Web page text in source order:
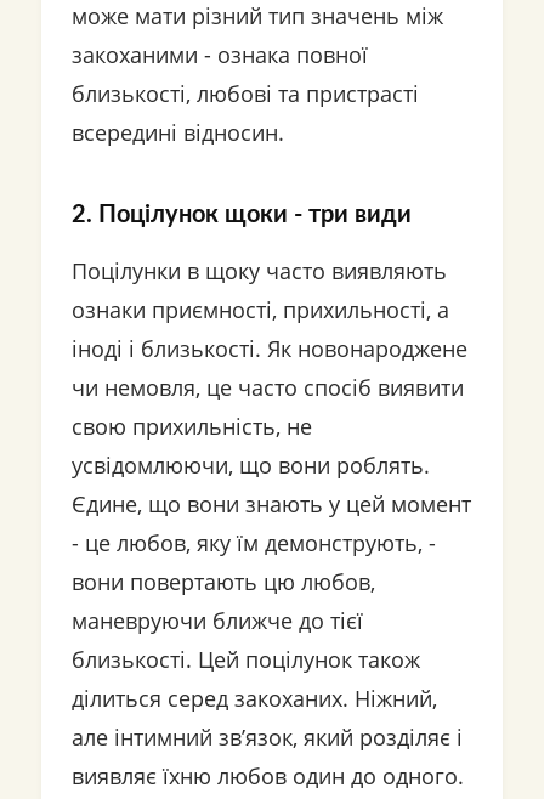
може мати різний тип значень між
закоханими - ознака повної
близькості, любові та пристрасті
всередині відносин.
2. Поцілунок щоки - три види
Поцілунки в щоку часто виявляють
ознаки приємності, прихильності, а
іноді і близькості. Як новонароджене
чи немовля, це часто спосіб виявити
свою прихильність, не
усвідомлюючи, що вони роблять.
Єдине, що вони знають у цей момент
- це любов, яку їм демонструють, -
вони повертають цю любов,
маневруючи ближче до тієї
близькості. Цей поцілунок також
ділиться серед закоханих. Ніжний,
але інтимний зв’язок, який розділяє і
виявляє їхню любов один до одного.